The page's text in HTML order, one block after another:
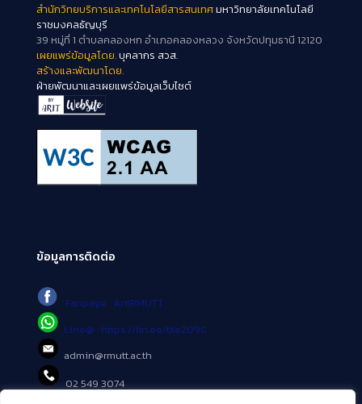
สำนักวิทยบริการและเทคโนโลยีสารสนเทศมหาวิทยาลัยเทคโนโลยี
ราชมงคลธัญบุรี
39 หมู่ที่ 1 ตำบลคลองหก อำเภอคลองหลวง จังหวัดปทุมธานี 12120
เผยแพร่ข้อมูลโดย.บุคลากร สวส.
สร้างและพัฒนาโดย.
ฝ่ายพัฒนาและเผยแพร่ข้อมูลเว็บไซต์
ข้อมูลการติดต่อ
Fanpage : AritRMUTT
Line@ : https://lin.ee/tXe209C
admin@rmutt.ac.th
02 549 3074